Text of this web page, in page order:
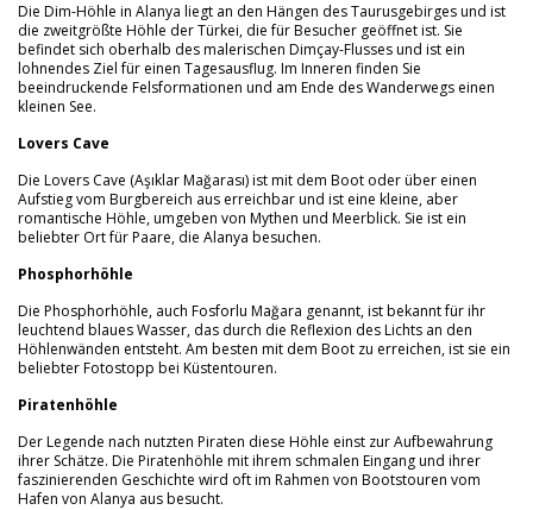
Die Dim-Höhle in Alanya liegt an den Hängen des Taurusgebirges und ist
die zweitgrößte Höhle der Türkei, die für Besucher geöffnet ist. Sie
befindet sich oberhalb des malerischen Dimçay-Flusses und ist ein
lohnendes Ziel für einen Tagesausflug. Im Inneren finden Sie
beeindruckende Felsformationen und am Ende des Wanderwegs einen
kleinen See.
Lovers Cave
Die Lovers Cave (Aşıklar Mağarası) ist mit dem Boot oder über einen
Aufstieg vom Burgbereich aus erreichbar und ist eine kleine, aber
romantische Höhle, umgeben von Mythen und Meerblick. Sie ist ein
beliebter Ort für Paare, die Alanya besuchen.
Phosphorhöhle
Die Phosphorhöhle, auch Fosforlu Mağara genannt, ist bekannt für ihr
leuchtend blaues Wasser, das durch die Reflexion des Lichts an den
Höhlenwänden entsteht. Am besten mit dem Boot zu erreichen, ist sie ein
beliebter Fotostopp bei Küstentouren.
Piratenhöhle
Der Legende nach nutzten Piraten diese Höhle einst zur Aufbewahrung
ihrer Schätze. Die Piratenhöhle mit ihrem schmalen Eingang und ihrer
faszinierenden Geschichte wird oft im Rahmen von Bootstouren vom
Hafen von Alanya aus besucht.